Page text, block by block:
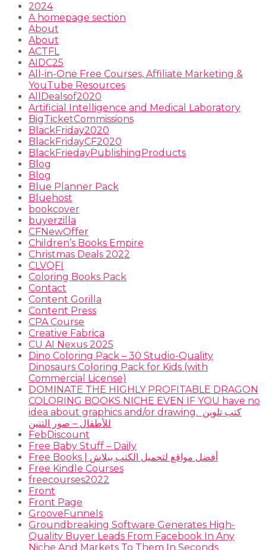
2024
A homepage section
About
About
ACTFL
AIDC25
All-in-One Free Courses, Affiliate Marketing &
YouTube Resources
AllDealsof2020
Artificial Intelligence and Medical Laboratory
BigTicketCommissions
BlackFriday2020
BlackFridayCF2020
BlackFriedayPublishingProducts
Blog
Blog
Blue Planner Pack
Bluehost
bookcover
buyerzilla
CFNewOffer
Children’s Books Empire
Christmas Deals 2022
CLVQFI
Coloring Books Pack
Contact
Content Gorilla
Content Press
CPA Course
Creative Fabrica
CU AI Nexus 2025
Dino Coloring Pack – 30 Studio-Quality
Dinosaurs Coloring Pack for Kids (with
Commercial License)
DOMINATE THE HIGHLY PROFITABLE DRAGON
COLORING BOOKS NICHE EVEN IF YOU have no
idea about graphics and/or drawing. ​ كتب تلوين
للأطفال – صور التنين
FebDiscount
Free Baby Stuff – Daily
Free Books | أفضل مواقع لتحميل الكتب ببلاش
Free Kindle Courses
freecourses2022
Front
Front Page
GrooveFunnels
Groundbreaking Software Generates High-
Quality Buyer Leads From Facebook In Any
Niche And Markets To Them In Seconds